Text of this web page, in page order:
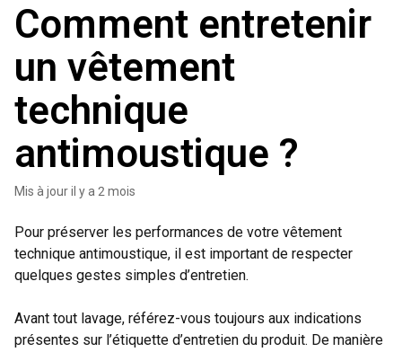
Comment entretenir
un vêtement
technique
antimoustique ?
Mis à jouril y a 2 mois
Pour préserver les performances de votre vêtement
technique antimoustique, il est important de respecter
quelques gestes simples d’entretien.
Avant tout lavage, référez-vous toujours aux indications
présentes sur l’étiquette d’entretien du produit. De manière